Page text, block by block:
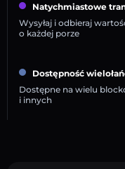
Natychmiastowe
Wysyłaj i odbieraj
o każdej porze
Dostępność
Dostępne na wielu
i innych